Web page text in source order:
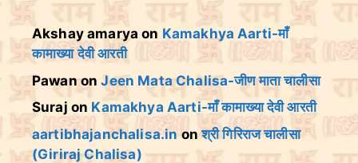
Akshay amarya on Kamakhya Aarti-माँ
कामाख्या देवी आरती
PawanonJeen Mata Chalisa-जीण माता चालीसा
Suraj on Kamakhya Aarti-माँ कामाख्या देवी आरती
aartibhajanchalisa.in onश्री गिरिराज चालीसा
(Giriraj Chalisa)